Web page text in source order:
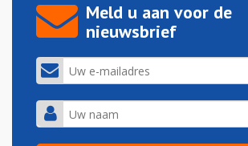
Meld u aan voor de
nieuwsbrief